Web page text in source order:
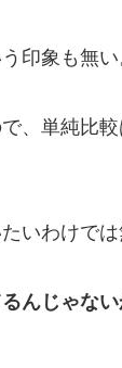
印象も無い
、単純比
いわけでは
んじゃな